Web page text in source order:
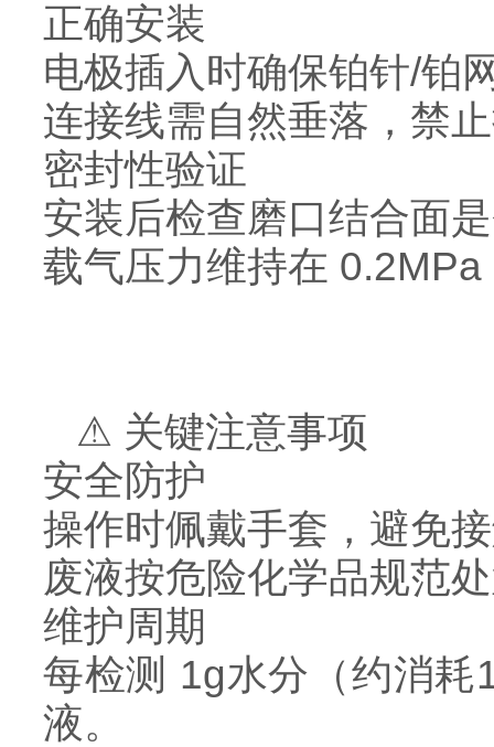
正确安装
电极插入时确保铂针/铂
连接线需自然垂落，禁
密封性验证
安装后检查磨口结合面
载气压力维持在
⚠ 关键注意事项
安全防护
操作时佩戴手套，避免
废液按危险化学品规范
维护周期
每检测 1g水分（约消耗
液。